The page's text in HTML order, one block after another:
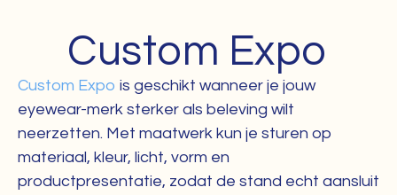
Custom Expo
Custom Expo is geschikt wanneer je jouw
eyewear-merk sterker als beleving wilt
neerzetten. Met maatwerk kun je sturen op
materiaal, kleur, licht, vorm en
productpresentatie, zodat de stand echt aansluit